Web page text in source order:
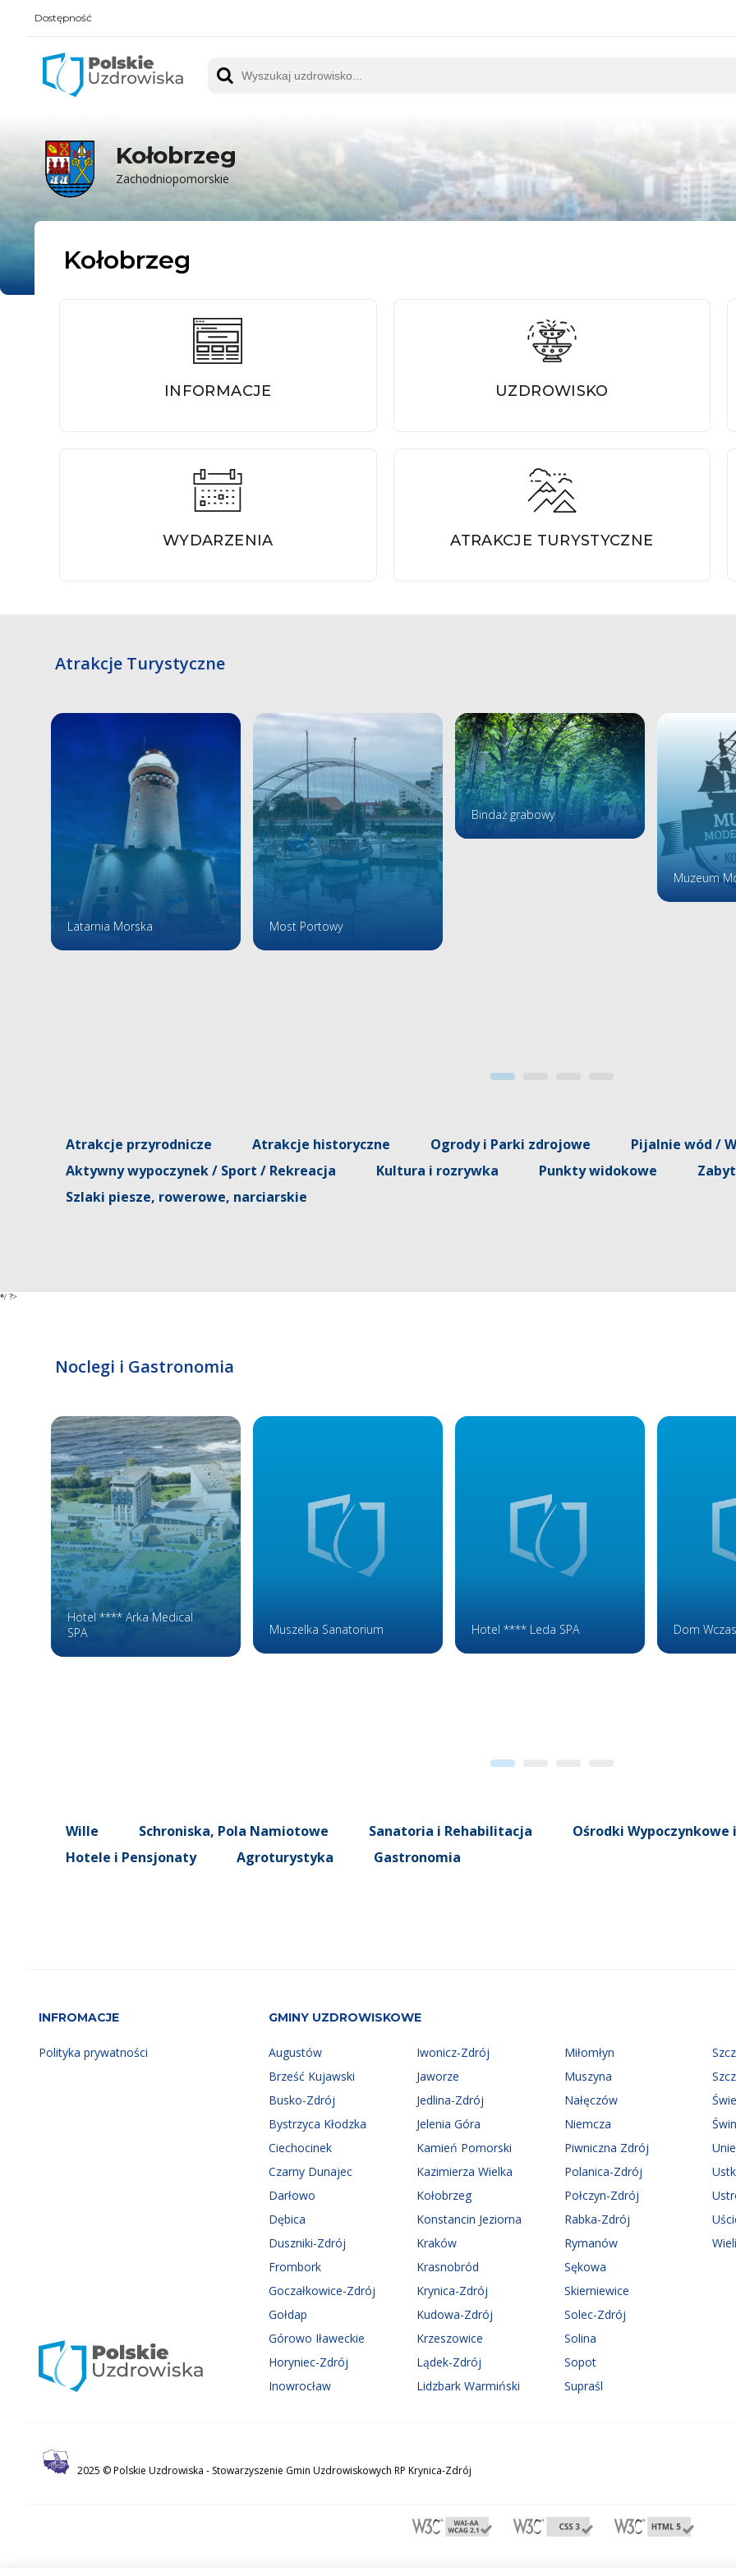
Dostępność
Kołobrzeg
Zachodniopomorskie
Kołobrzeg
INFORMACJE UZDROWISKO
WYDARZENIA ATRAKCJE TURYSTYCZNE
Atrakcje Turystyczne
Latarnia Morska Most Portowy
Bindaż grabowy
Muzeum
Atrakcje przyrodnicze Atrakcje historyczne Ogrody i Parki zdrojowe
Pijalnie wód /
Aktywny wypoczynek / Sport / Rekreacja
Kultura i rozrywka Punkty widokowe
Szlaki piesze, rowerowe, narciarskie
*/ ?>
Noclegi i Gastronomia
Hotel **** Arka Medical
SPA
Muszelka Sanatorium Hotel **** Leda SPA
Dom
Wille Schroniska, Pola Namiotowe Sanatoria i Rehabilitacja Ośrodki Wypoczynkowe
Hotele i Pensjonaty
Agroturystyka Gastronomia
INFROMACJE
Polityka prywatności
GMINY UZDROWISKOWE
Augustów
Brześć Kujawski
Busko-Zdrój
Bystrzyca Kłodzka
Ciechocinek
Czarny Dunajec
Darłowo
Dębica
Duszniki-Zdrój
Frombork
Goczałkowice-Zdrój
Gołdap
Górowo Iławeckie
Horyniec-Zdrój
Inowrocław
Iwonicz-Zdrój
Jaworze
Jedlina-Zdrój
Jelenia Góra
Kamień Pomorski
Kazimierza Wielka
Kołobrzeg
Konstancin Jeziorna
Kraków
Krasnobród
Krynica-Zdrój
Kudowa-Zdrój
Krzeszowice
Lądek-Zdrój
Lidzbark Warmiński
Miłomłyn
Muszyna
Nałęczów
Niemcza
Piwniczna Zdrój
Polanica-Zdrój
Połczyn-Zdrój
Rabka-Zdrój
Rymanów
Sękowa
Skierniewice
Solec-Zdrój
Solina
Sopot
Supraśl
2025 © Polskie Uzdrowiska - Stowarzyszenie Gmin Uzdrowiskowych RP Krynica-Zdrój